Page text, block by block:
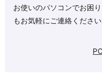
お使いのパソコンでお困
もお気軽にご連絡ください